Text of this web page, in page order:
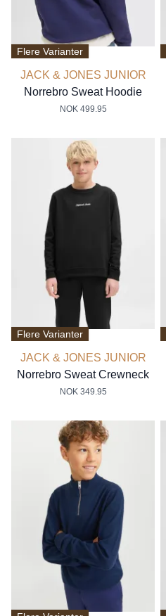
Flere Varianter
JACK & JONES JUNIOR
Norrebro Sweat Hoodie
NOK 499.95
Flere Varianter
JACK & JONES JUNIOR
Norrebro Sweat Crewneck
NOK 349.95